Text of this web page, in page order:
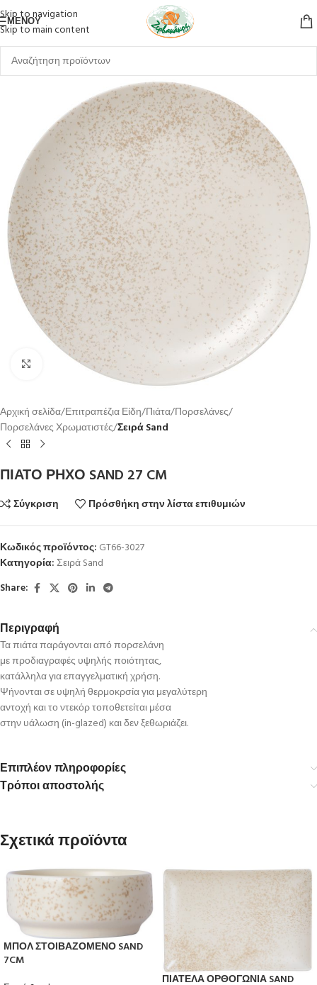
Skip to navigation
Skip to main content
ΜΕΝΟΎ
Κλικ για μεγέθυνση
Αρχική σελίδα Επιτραπέζια Είδη Πιάτα Πορσελάνες
Πορσελάνες Χρωματιστές Σειρά Sand
ΠΙΑΤΟ ΡΗΧΟ SAND 27 CM
Σύγκριση Πρόσθήκη στην λίστα επιθυμιών
Κωδικός προϊόντος: GT66-3027
Κατηγορία:Σειρά Sand
Share:
Περιγραφή
Τα πιάτα παράγονται από πορσελάνη
με προδιαγραφές υψηλής ποιότητας,
κατάλληλα για επαγγελματική χρήση.
Ψήνονται σε υψηλή θερμοκρσία για μεγαλύτερη
αντοχή και το ντεκόρ τοποθετείται μέσα
στην υάλωση (in-glazed) και δεν ξεθωριάζει.
Επιπλέον πληροφορίες
Τρόποι αποστολής
Σχετικά προϊόντα
ΜΠΟΛ ΣΤΟΙΒΑΖΟΜΕΝΟ SAND
7CM
ΠΙΑΤΕΛΑ ΟΡΘΟΓΩΝΙΑ SAND